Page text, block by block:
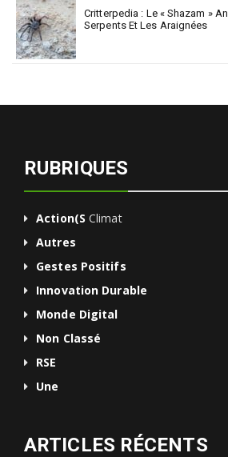
Critterpedia : Le « Shazam »
Serpents Et Les Araignées
RUBRIQUES
Action(s Climat
Autres
Gestes Positifs
Innovation Durable
Monde Digital
Non Classé
RSE
Une
ARTICLES RÉCENTS